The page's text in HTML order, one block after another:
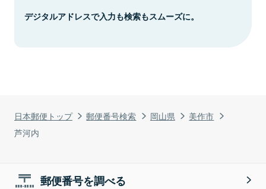
日本郵便トップ 郵便番号検索 岡山県
美作市
芦河内
デジタルアドレスで入力も検索もスムーズに。
郵便番号を調べる